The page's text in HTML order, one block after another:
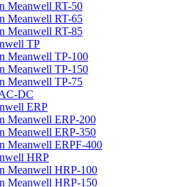
Meanwell RT-50
Meanwell RT-65
Meanwell RT-85
TP
Meanwell TP-100
Meanwell TP-150
Meanwell TP-75
DC
ERP
Meanwell ERP-200
Meanwell ERP-350
Meanwell ERPF-400
HRP
Meanwell HRP-100
Meanwell HRP-150